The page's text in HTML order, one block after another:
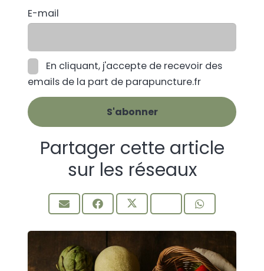
E-mail
En cliquant, j'accepte de recevoir des
emails de la part de parapuncture.fr
Partager cette article
sur les réseaux